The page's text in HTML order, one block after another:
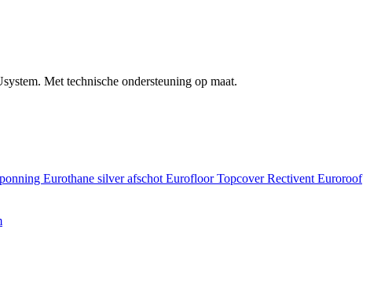
Met technische ondersteuning op maat.
Eurothane silver afschot EurofloorTopcoverRectivent Euroroof